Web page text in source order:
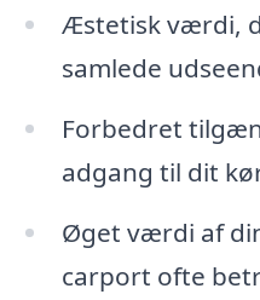
Æstetisk værdi,
samlede
Forbedret
adgang til dit
Øget værdi af
carport ofte